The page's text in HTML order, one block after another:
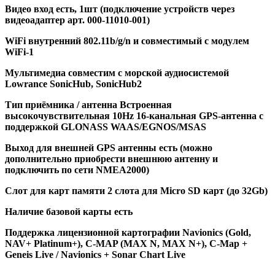
Видео вход есть, 1шт (подключение устройств через
видеоадаптер арт. 000-11010-001)
WiFi внутренний 802.11b/g/n и совместимый с модулем
WiFi-1
Мультимедиа совместим с морской аудиосистемой
Lowrance SonicHub, SonicHub2
Тип приёмника / антенна Встроенная
высокочувствительная 10Hz 16-канальная GPS-антенна с
поддержкой GLONASS WAAS/EGNOS/MSAS
Выход для внешней GPS антенны есть (можно
дополнительно приобрести внешнюю антенну и
подключить по сети NMEA2000)
Слот для карт памяти 2 слота для Micro SD карт (до 32Gb)
Наличие базовой карты есть
Поддержка лицензионной картографии Navionics (Gold,
NAV+ Platinum+), C-MAP (MAX N, MAX N+), С-Map +
Geneis Live / Navionics + Sonar Chart Live